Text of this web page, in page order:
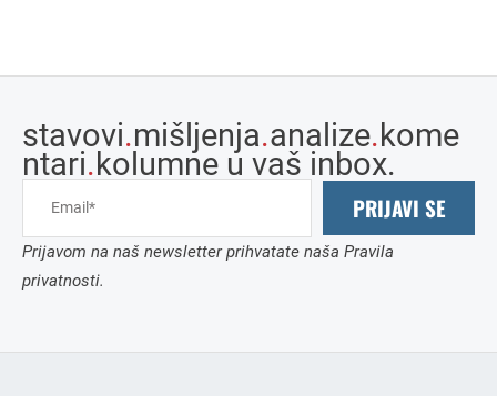
stavovi.mišljenja.analize.kome
ntari.kolumne u vaš inbox.
PRIJAVI SE
Prijavom na naš newsletter prihvatate naša Pravila
privatnosti.